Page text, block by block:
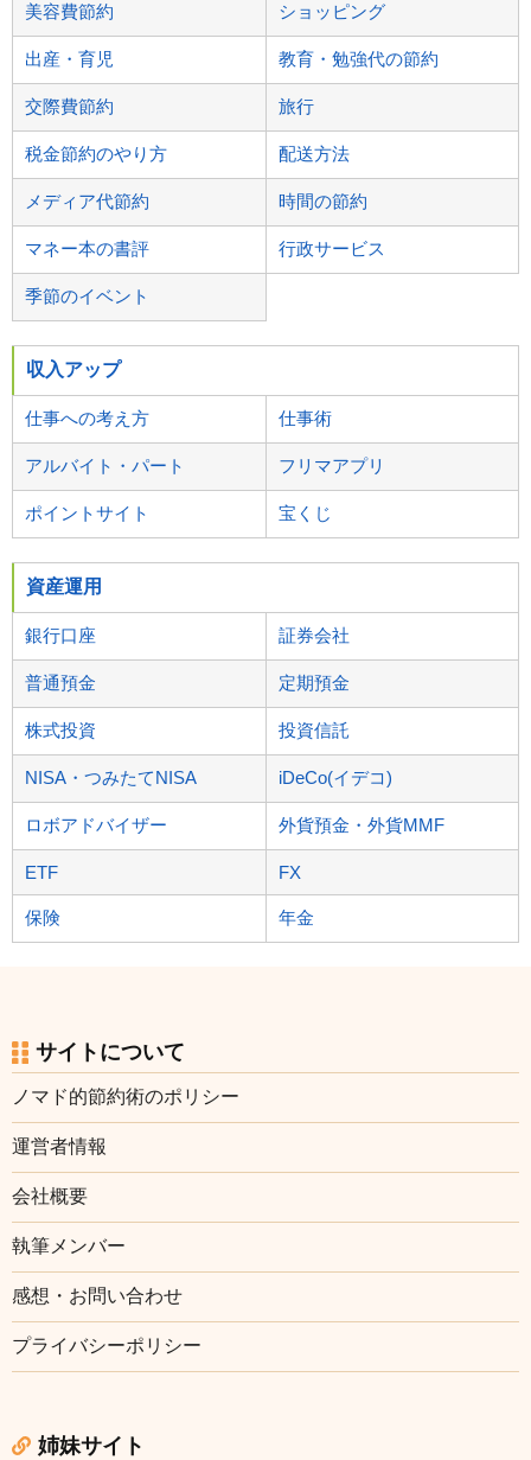
美容費節約 ショッピング
出産・育児 教育・勉強代の節約
交際費節約 旅行
税金節約のやり方 配送方法
メディア代節約 時間の節約
マネー本の書評 行政サービス
季節のイベント
収入アップ
仕事への考え方 仕事術
アルバイト・パート フリマアプリ
ポイントサイト 宝くじ
資産運用
銀行口座 証券会社
普通預金 定期預金
株式投資 投資信託
NISA・つみたてNISA iDeCo(イデコ)
ロボアドバイザー 外貨預金・外貨MMF
ETF FX
保険 年金
サイトについて
ノマド的節約術のポリシー
運営者情報
会社概要
執筆メンバー
感想・お問い合わせ
プライバシーポリシー
姉妹サイト